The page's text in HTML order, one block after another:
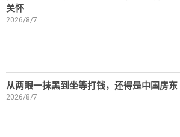
关怀
2026/8/7
从两眼一抹黑到坐等打钱，还得是中国房东
2026/8/7